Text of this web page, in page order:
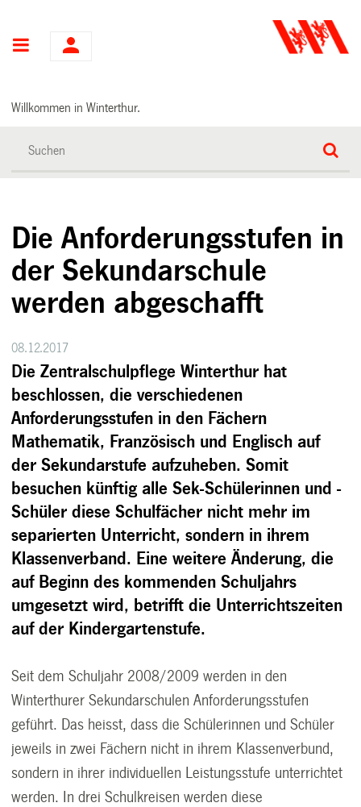
Hauptnavigation
Willkommen in Winterthur.
Die Anforderungsstufen in
der Sekundarschule
werden abgeschafft
08.12.2017
Die Zentralschulpflege Winterthur hat
beschlossen, die verschiedenen
Anforderungsstufen in den Fächern
Mathematik, Französisch und Englisch auf
der Sekundarstufe aufzuheben. Somit
besuchen künftig alle Sek-Schülerinnen und -
Schüler diese Schulfächer nicht mehr im
separierten Unterricht, sondern in ihrem
Klassenverband. Eine weitere Änderung, die
auf Beginn des kommenden Schuljahrs
umgesetzt wird, betrifft die Unterrichtszeiten
auf der Kindergartenstufe.
Seit dem Schuljahr 2008/2009 werden in den
Winterthurer Sekundarschulen Anforderungsstufen
geführt. Das heisst, dass die Schülerinnen und Schüler
jeweils in zwei Fächern nicht in ihrem Klassenverbund,
sondern in ihrer individuellen Leistungsstufe unterrichtet
werden. In drei Schulkreisen werden diese